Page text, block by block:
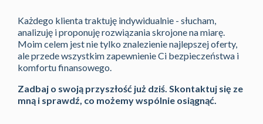
Każdego klienta traktuję indywidualnie - słucham,
analizuję i proponuję rozwiązania skrojone na miarę.
Moim celem jest nie tylko znalezienie najlepszej oferty,
ale przede wszystkim zapewnienie Ci bezpieczeństwa i
komfortu finansowego.
Zadbaj o swoją przyszłość już dziś. Skontaktuj się ze
mną i sprawdź, co możemy wspólnie osiągnąć.